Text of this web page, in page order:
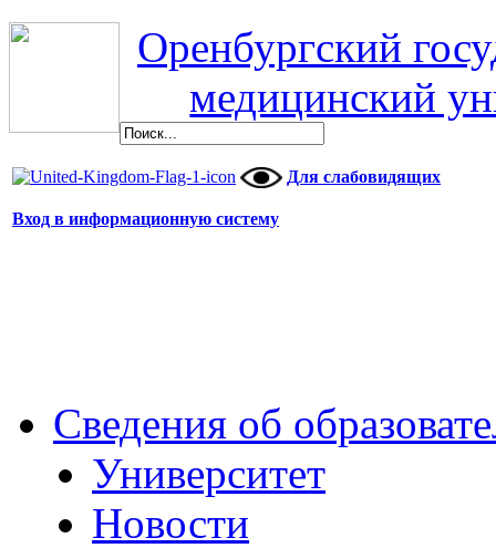
Оренбургский
медицинский
Для слабовидящих
Вход в информационную систему
Сведения об
Университет
Новости